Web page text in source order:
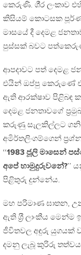
කෙරුණි. ශී‍්‍ර ලංකාව
කිසියම් කොටසක පූර්ණ
මාසයේ දී දෙමළ
පුස්සක් බවට
ආපදාවට පත් දෙමළ
එයින් ඔප්පු කෙරුණේ
ඇති ආරක්ෂාව පිළිබඳ
දෙමළ ජනතාවගේ
කරුණු සැලකිල්ලට
අමිර්තලිංගම්ගෙන්
‘‘1983 ජූලි මාසෙන්
අපේ හාමුදුරුවනේ?’’
පිළිතුරු දුන්නේය.
මහ පරිමාණ ඝාතන,
ඇති ශ‍්‍රී ලාංකීය මෙන්ම
ජීවිතවල අඳුරු යුගයක්
දමනු ලැබූ කුරිරු